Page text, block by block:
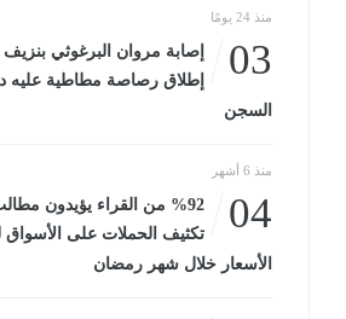
منذ 24 يومًا
03
إصابة مروان البرغوثي بنزيف
إطلاق رصاصة مطاطية عليه
السجن
منذ 6 أشهر
04
%92 من القراء يؤيدون
تكثيف الحملات على
الأسعار خلال شهر رمضان